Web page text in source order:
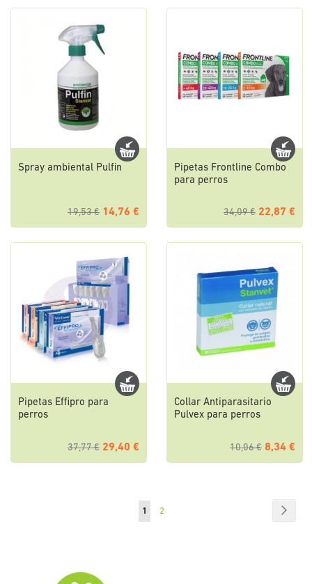
Spray ambiental Pulfin
19,53 € 14,76 €
Pipetas Frontline Combo
para perros
34,09 € 22,87 €
Pipetas Effipro para
perros
37,77 € 29,40 €
Collar Antiparasitario
Pulvex para perros
10,06 € 8,34 €
Página
Actualmente
1 Página
2